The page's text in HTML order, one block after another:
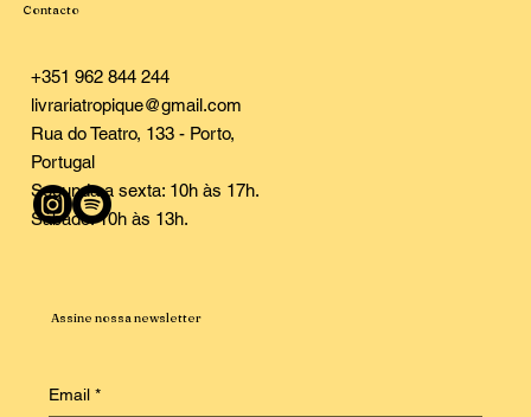
Contacto
+351 962 844 244
livrariatropique@gmail.com
Rua do Teatro, 133 - Porto,
Portugal
Segunda a sexta: 10h às 17h.
Sábado: 10h às 13h.
Email *
Assine nossa newsletter